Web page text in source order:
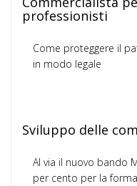
professionisti
Come proteggere il
in modo legale
Sviluppo delle
Al via il nuovo bando
per cento per la